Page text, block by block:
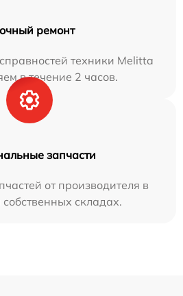
ремонт
техники Melitta
в течение 2 часов.
запчасти
от производителя в
складах.